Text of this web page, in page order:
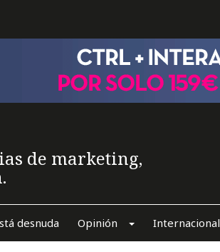
de marketing,
desnuda Opinión Internacional